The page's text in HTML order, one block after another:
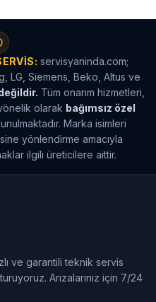
servisyaninda.com;
LG, Siemens, Beko, Altus ve
Tüm onarım hizmetleri,
olarak bağımsız özel
Marka isimleri
yönlendirme amacıyla
ilgili üreticilere aittir.
ve garantili teknik servis
Arızalarınız için 7/24